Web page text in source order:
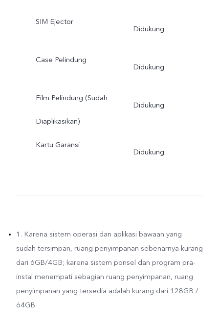
SIM Ejector
Didukung
Case Pelindung
Didukung
Film Pelindung (Sudah
Diaplikasikan)
Didukung
Kartu Garansi
Didukung
1. Karena sistem operasi dan aplikasi bawaan yang
sudah tersimpan, ruang penyimpanan sebenarnya kurang
dari 6GB/4GB; karena sistem ponsel dan program pra-
instal menempati sebagian ruang penyimpanan, ruang
penyimpanan yang tersedia adalah kurang dari 128GB /
64GB.